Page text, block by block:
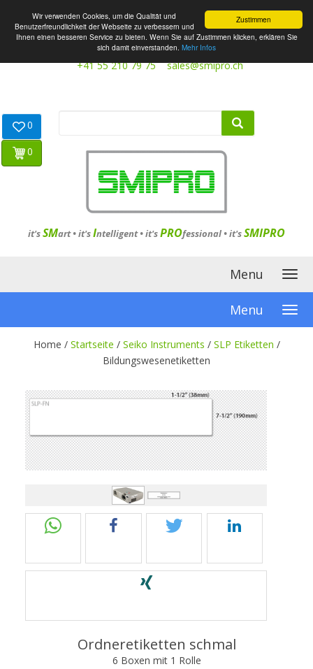
Zustimmen
Wir verwenden Cookies, um die Qualität und
Benutzerfreundlichkeit der Webseite zu verbessern und
Ihnen einen besseren Service zu bieten. Wenn Sie auf Zustimmen klicken, erklären Sie
sich damit einverstanden. Mehr Infos
+41 55 210 79 75 sales@smipro.ch
it'sSMart •it'sIntelligent•it'sPROfessional •it'sSMIPRO
0
0
Menu
Menu
Home / Startseite / Seiko Instruments / SLP Etiketten /
Bildungswesenetiketten
Ordneretiketten schmal
6 Boxen mit 1 Rolle